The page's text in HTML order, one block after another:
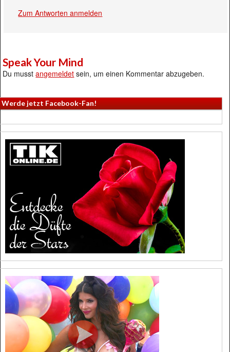
Zum Antworten anmelden
Speak Your Mind
Du musstangemeldet sein, um einen Kommentar abzugeben.
Werde jetzt Facebook-Fan!